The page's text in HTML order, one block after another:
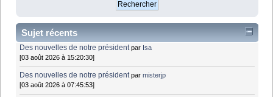
Sujet récents
Des nouvelles de notre président par Isa
[03 août 2026 à 15:20:30]
Des nouvelles de notre président parmisterjp
[03 août 2026 à 07:45:53]